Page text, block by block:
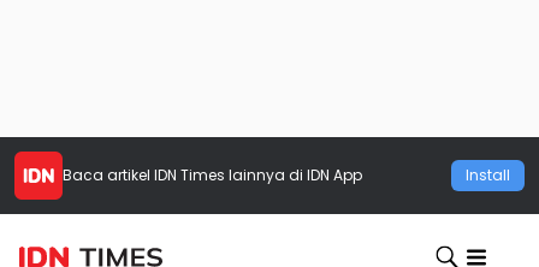
Baca artikel IDN Times lainnya di IDN App Install